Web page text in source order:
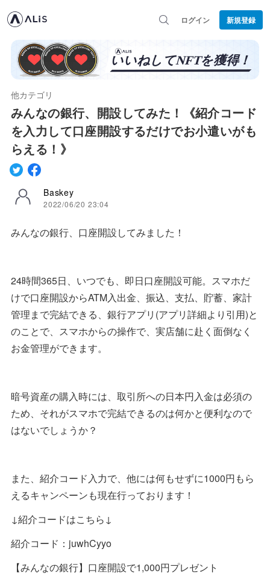
ログイン 新規登録
他カテゴリ
みんなの銀行、開設してみた！《紹介コード
を入力して口座開設するだけでお小遣いがも
らえる！》
Baskey
2022/06/20 23:04
みんなの銀行、口座開設してみました！
24時間365日、いつでも、即日口座開設可能。スマホだ
けで口座開設からATM入出金、振込、支払、貯蓄、家計
管理まで完結できる、銀行アプリ(アプリ詳細より引用)と
のことで、スマホからの操作で、実店舗に赴く面倒なく
お金管理ができます。
暗号資産の購入時には、取引所への日本円入金は必須の
ため、それがスマホで完結できるのは何かと便利なので
はないでしょうか？
また、紹介コード入力で、他には何もせずに1000円もら
えるキャンペーンも現在行っております！
↓紹介コードはこちら↓
紹介コード：juwhCyyo
【みんなの銀行】口座開設で1,000円プレゼント